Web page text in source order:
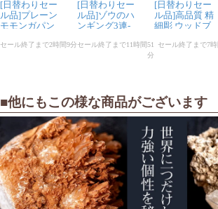
■他にもこの様な商品がございます